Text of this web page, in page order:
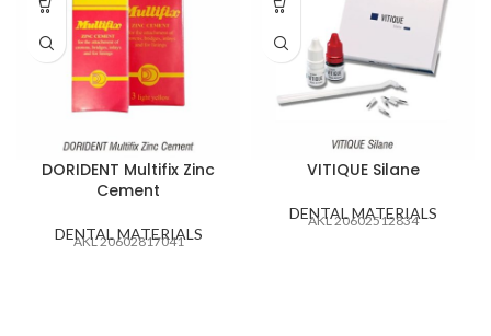
DORIDENT Multifix Zinc
Cement
DENTAL MATERIALS
AKL 20602817041
VITIQUE Silane
DENTAL MATERIALS
AKL 20602512834